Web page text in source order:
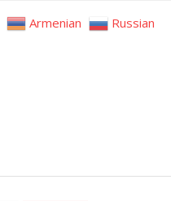
Armenian Russian